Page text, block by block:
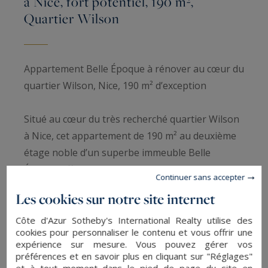
Quartier Wilson
Appartement Belle Époque à rénover au cœur du
quartier Wilson, Nice, 190 m² d’exception
Situé au cœur du très recherché quartier Wilson
à Nice, cet appartement de 190 m² au deuxième
étage noble d’un superbe immeuble Belle
Époque offre un potentiel rare et unique pour
L’immeuble, édifié à la fin du XIXᵉ siècle, a été
intégralement restauré : façades, toiture, parties
communes et ascenseur ont été rénovés dans le
Les cookies sur notre site internet
Côte d'Azur Sotheby's International Realty utilise des
cookies pour personnaliser le contenu et vous offrir une
expérience sur mesure. Vous pouvez gérer vos
préférences et en savoir plus en cliquant sur "Réglages"
Continuer sans accepter